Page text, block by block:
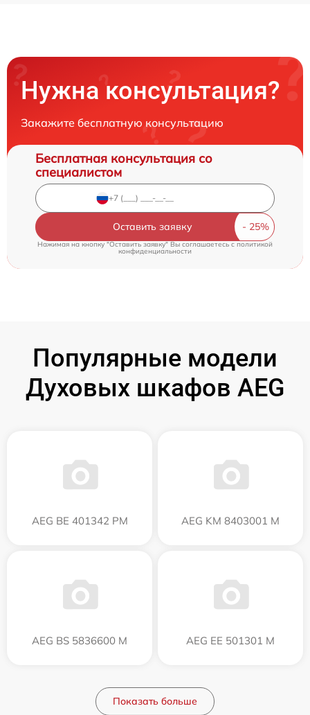
Нужна консультация?
Закажите бесплатную консультацию
Бесплатная консультация со
специалистом
Оставить заявку
Нажимая на кнопку "Оставить заявку" Вы соглашаетесь cполитикой
конфиденциальности
Популярные модели
Духовых шкафов AEG
AEG BE 401342 PM AEG KM 8403001 M
AEG BS 5836600 M AEG EE 501301 M
Показать больше